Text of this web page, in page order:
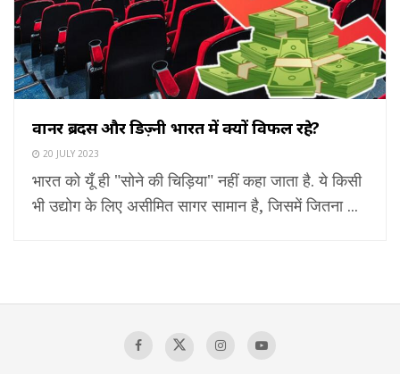
वार्नर ब्रदर्स और डिज़्नी भारत में क्यों विफल रहे?
20 JULY 2023
भारत को यूँ ही "सोने की चिड़िया" नहीं कहा जाता है. ये किसी
भी उद्योग के लिए असीमित सागर सामान है, जिसमें जितना ...